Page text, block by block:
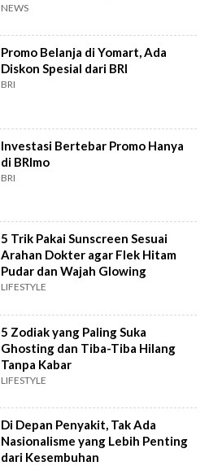
NEWS
Promo Belanja di Yomart, Ada
Diskon Spesial dari BRI
BRI
Investasi Bertebar Promo Hanya
di BRImo
BRI
5 Trik Pakai Sunscreen Sesuai
Arahan Dokter agar Flek Hitam
Pudar dan Wajah Glowing
LIFESTYLE
5 Zodiak yang Paling Suka
Ghosting dan Tiba-Tiba Hilang
Tanpa Kabar
LIFESTYLE
Di Depan Penyakit, Tak Ada
Nasionalisme yang Lebih Penting
dari Kesembuhan